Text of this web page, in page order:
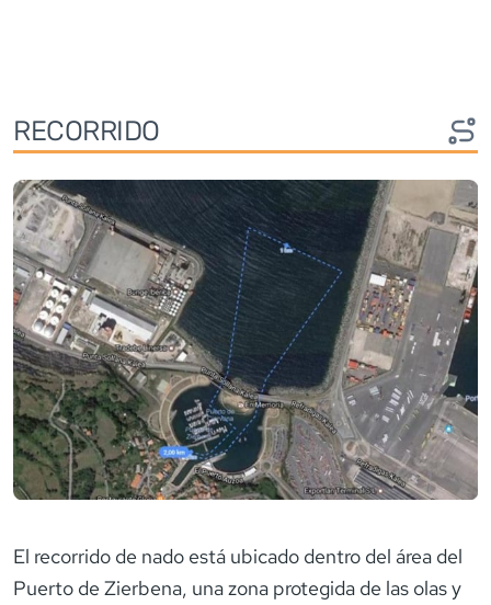
RECORRIDO
El recorrido de nado está ubicado dentro del área del
Puerto de Zierbena, una zona protegida de las olas y